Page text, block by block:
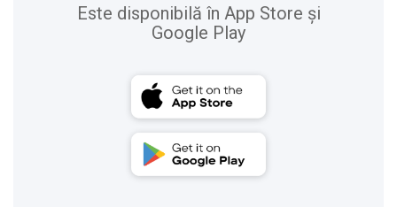
Este disponibilă în App Store și
Google Play